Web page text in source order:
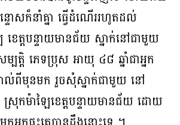
ទោសក៏នាំគ្នា ធ្វើដំណើររហូតដល់
េត្តបន្ទាយមានជ័យ ស្នាក់នៅជាមួយ
ត្តិ ភេទប្រុស អាយុ ៤៨ ឆ្នាំជាអ្នក
ាល់ពីមុនមក រួចសុំស្នាក់ជាមួយ នៅ
រុកម៉ាឡៃខេត្តបន្ទាយមានជ័យ ដោយ